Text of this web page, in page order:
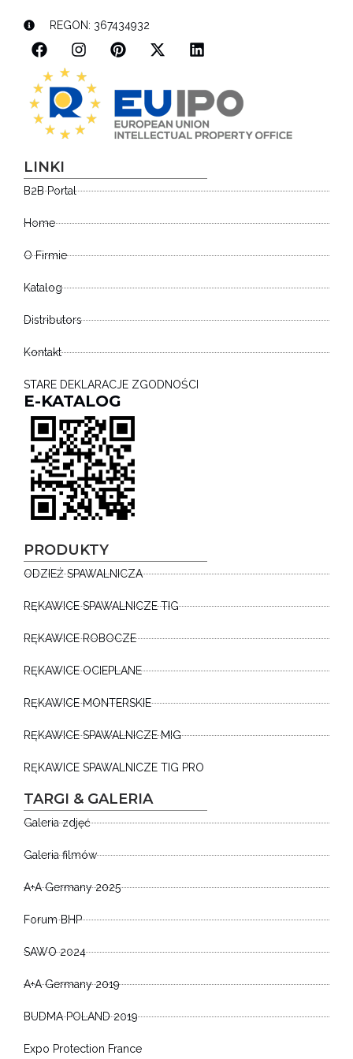
REGON: 367434932
LINKI
B2B Portal
Home
O Firmie
Katalog
Distributors
Kontakt
STARE DEKLARACJE ZGODNOŚCI
E-KATALOG
PRODUKTY
ODZIEŻ SPAWALNICZA
RĘKAWICE SPAWALNICZE TIG
RĘKAWICE ROBOCZE
RĘKAWICE OCIEPLANE
RĘKAWICE MONTERSKIE
RĘKAWICE SPAWALNICZE MIG
RĘKAWICE SPAWALNICZE TIG PRO
TARGI & GALERIA
Galeria zdjęć
Galeria filmów
A+A Germany 2025
Forum BHP
SAWO 2024
A+A Germany 2019
BUDMA POLAND 2019
Expo Protection France